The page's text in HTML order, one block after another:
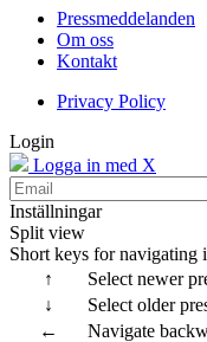
Pressmeddelanden
Om oss
Kontakt
Privacy Policy
Login
Logga in med X
Inställningar
Split view
Short keys for navigating
↑
Select newer
↓
Select older
←
Navigate